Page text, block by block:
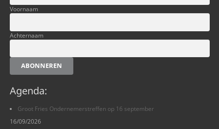
Voornaam
Achternaam
ABONNEREN
Agenda:
Groot Fries Ondernemerstreffen op 16 september
16/09/2026